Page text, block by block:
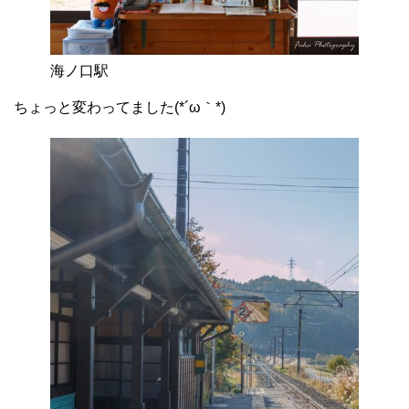
海ノ口駅
ちょっと変わってました(*´ω｀*)